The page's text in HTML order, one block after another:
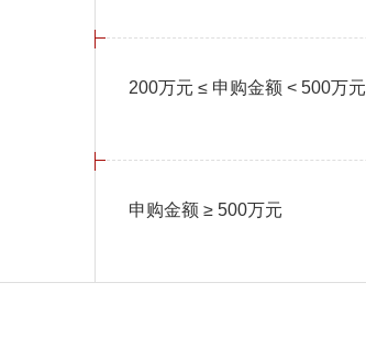
200万元 ≤ 申购金额 < 500万元
申购金额 ≥ 500万元